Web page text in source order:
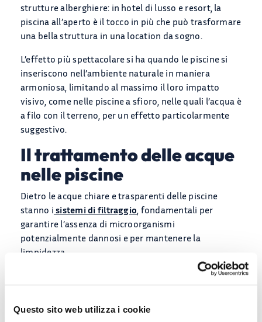
Questo sito web utilizza i cookie
strutture alberghiere: in hotel di lusso e resort, la
piscina all’aperto è il tocco in più che può trasformare
una bella struttura in una location da sogno.
L’effetto più spettacolare si ha quando le piscine si
inseriscono nell’ambiente naturale in maniera
armoniosa, limitando al massimo il loro impatto
visivo, come nelle piscine a sfioro, nelle quali l’acqua è
a filo con il terreno, per un effetto particolarmente
suggestivo.
Il trattamento delle acque
nelle piscine
Dietro le acque chiare e trasparenti delle piscine
stanno i sistemi di filtraggio , fondamentali per
garantire l’assenza di microorganismi
potenzialmente dannosi e per mantenere la
limpidezza.
Il sistema di trattamento delle acque delle piscine
avviene in più fasi ed è piuttosto complesso, come si